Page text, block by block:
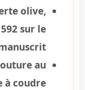
olive,
sur le
au
coudre.